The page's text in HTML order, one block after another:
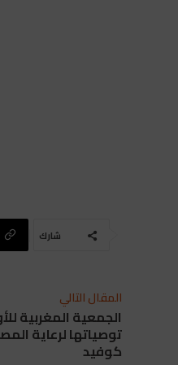
شارك
المقال التالي
الجمعية المغربية
توصياتها لرعاية
كوفيد